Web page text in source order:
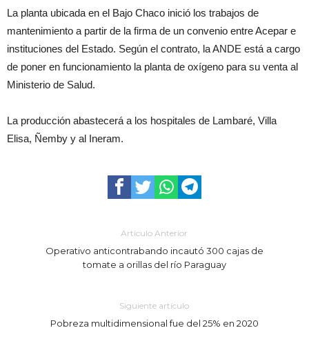
La planta ubicada en el Bajo Chaco inició los trabajos de
mantenimiento a partir de la firma de un convenio entre Acepar e
instituciones del Estado. Según el contrato, la ANDE está a cargo
de poner en funcionamiento la planta de oxígeno para su venta al
Ministerio de Salud.
La producción abastecerá a los hospitales de Lambaré, Villa
Elisa, Ñemby y al Ineram.
Artículo Anterior
Operativo anticontrabando incautó 300 cajas de
tomate a orillas del río Paraguay
Siguiente artículo
Pobreza multidimensional fue del 25% en 2020